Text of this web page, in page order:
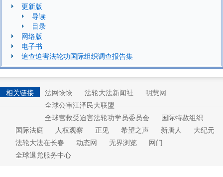
更新版
导读
目录
网络版
电子书
追查迫害法轮功国际组织调查报告集
相关链接 法网恢恢 法轮大法新闻社
明慧网
全球公审江泽民大联盟
全球营救受迫害法轮功学员委员会
国际特赦组织
国际法庭
人权观察 正见 希望之声 新唐人
大纪元
法轮大法在长春
动态网 无界浏览
网门
全球退党服务中心